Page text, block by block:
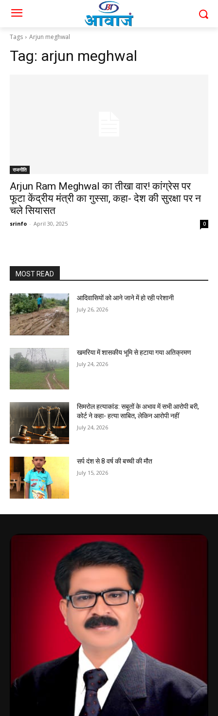
Tags Arjun meghwal
Tag: arjun meghwal
राजनीति
Arjun Ram Meghwal का तीखा वार! कांग्रेस पर
फूटा केंद्रीय मंत्री का गुस्सा, कहा- देश की सुरक्षा पर न
चले सियासत
srinfo - April 30, 2025 0
MOST READ
आदिवासियों को आने जाने में हो रही परेशानी
July 26, 2026
खमरिया में शासकीय भूमि से हटाया गया अतिक्रमण
July 24, 2026
सिमरोल हत्याकांड: सबूतों के अभाव में सभी आरोपी बरी,
कोर्ट ने कहा- हत्या साबित, लेकिन आरोपी नहीं
July 24, 2026
सर्प दंश से 8 वर्ष की बच्ची की मौत
July 15, 2026